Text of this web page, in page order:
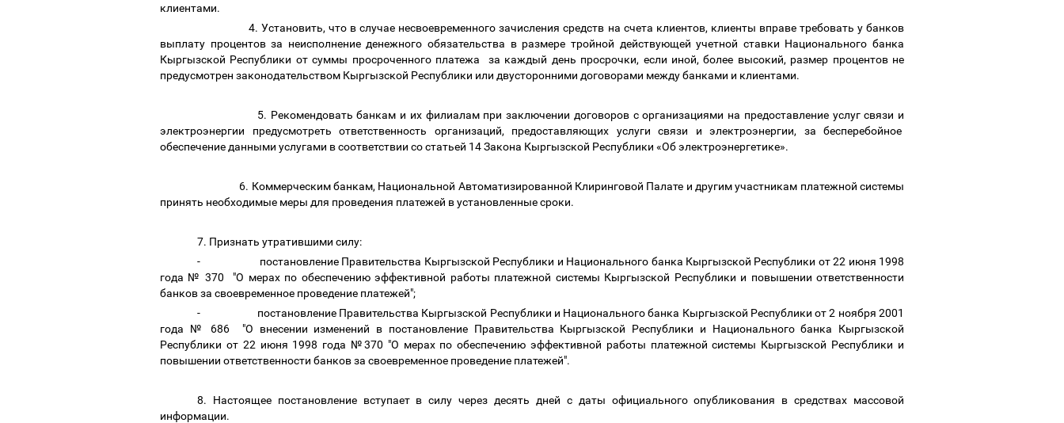
клиентами.
4. Установить, что в случае несвоевременного зачисления средств на счета клиентов, клиенты вправе требовать у банков
выплату процентов за неисполнение денежного обязательства в размере тройной действующей учетной ставки Национального банка
Кыргызской Республики от суммы просроченного платежа за каждый день просрочки, если иной, более высокий, размер процентов не
предусмотрен законодательством Кыргызской Республики или двусторонними договорами между банками и клиентами.
5. Рекомендовать банкам и их филиалам при заключении договоров с организациями на предоставление услуг связи и
электроэнергии предусмотреть ответственность организаций, предоставляющих услуги связи и электроэнергии, за бесперебойное
обеспечение данными услугами в соответствии со статьей 14 Закона Кыргызской Республики «Об электроэнергетике».
6. Коммерческим банкам, Национальной Автоматизированной Клиринговой Палате и другим участникам платежной системы
принять необходимые меры для проведения платежей в установленные сроки.
7. Признать утратившими силу:
- постановление Правительства Кыргызской Республики и Национального банка Кыргызской Республики от 22 июня 1998
года № 370 "О мерах по обеспечению эффективной работы платежной системы Кыргызской Республики и повышении ответственности
банков за своевременное проведение платежей";
- постановление Правительства Кыргызской Республики и Национального банка Кыргызской Республики от 2 ноября 2001
года № 686 "О внесении изменений в постановление Правительства Кыргызской Республики и Национального банка Кыргызской
Республики от 22 июня 1998 года №370 "О мерах по обеспечению эффективной работы платежной системы Кыргызской Республики и
повышении ответственности банков за своевременное проведение платежей".
8. Настоящее постановление вступает в силу через десять дней с даты официального опубликования в средствах массовой
информации.